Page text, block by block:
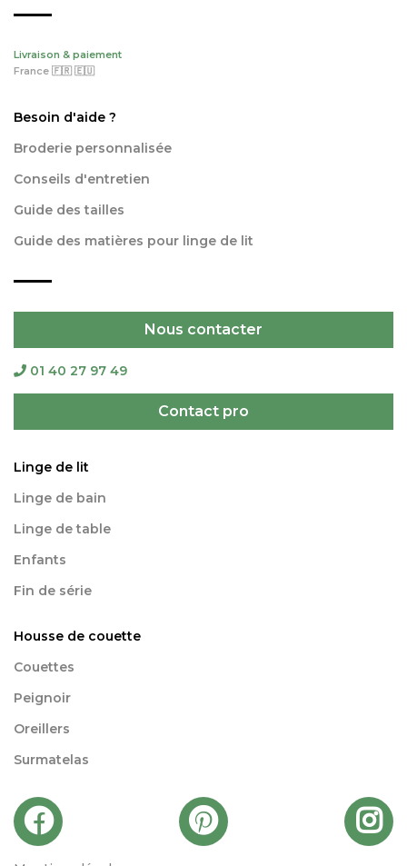
Livraison & paiement
France 🇫🇷 🇪🇺
Besoin d'aide ?
Broderie personnalisée
Conseils d'entretien
Guide des tailles
Guide des matières pour linge de lit
Nous contacter
01 40 27 97 49
Contact pro
Linge de lit
Linge de bain
Linge de table
Enfants
Fin de série
Housse de couette
Couettes
Peignoir
Oreillers
Surmatelas